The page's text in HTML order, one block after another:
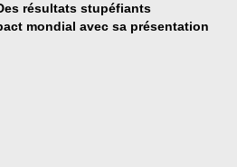
résultats stupéfiants
mondial avec sa présentation